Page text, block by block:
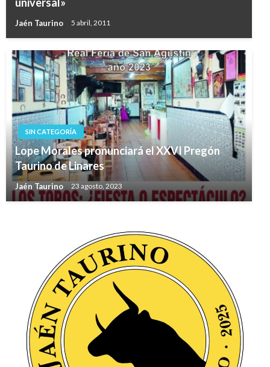
universal»
Jaén Taurino 5 abril, 2011
SIN CATEGORÍA
Lope Morales pronunciará el XXVI Pregón
Taurino de Linares
Jaén Taurino 23 agosto, 2023